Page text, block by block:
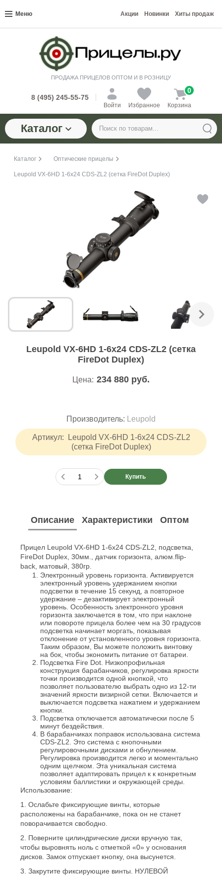
Меню Акции Новинки Хиты продаж
ПРОДАЖА ПРИЦЕЛОВ ОПТОМ И В РОЗНИЦУ
8 (495) 245-55-75
Войти Избранное Корзина
0
Каталог
Каталог Оптические прицелы
Leupold VX-6HD 1-6x24 CDS-ZL2 (сетка FireDot Duplex)
Leupold VX-6HD 1-6x24 CDS-ZL2 (сетка
FireDot Duplex)
Производитель: Leupold
Артикул:
Leupold VX-6HD 1-6x24 CDS-ZL2
(сетка FireDot Duplex)
Цена: 234 880 руб.
Купить
Описание Характеристики Оптом
Прицел Leupold VX-6HD 1-6x24 CDS-ZL2, подсветка,
FireDot Duplex, 30мм., датчик горизонта, алюм.flip-
back, матовый, 380гр.
Электронный уровень горизонта. Активируется
электронный уровень удержанием кнопки
подсветки в течение 15 секунд, а повторное
удержание – дезактивирует электронный
уровень. Особенность электронного уровня
горизонта заключается в том, что при наклоне
или повороте прицела более чем на 30 градусов
подсветка начинает моргать, показывая
отклонение от установленного уровня горизонта.
Таким образом, Вы можете положить винтовку
на бок, чтобы экономить питание от батареи.
Подсветка Fire Dot. Низкопрофильная
конструкция барабанчиков, регулировка яркости
точки производится одной кнопкой, что
позволяет пользователю выбрать одно из 12-ти
значений яркости визирной сетки. Включается и
выключается подсветка нажатием и удержанием
кнопки.
Подсветка отключается автоматически после 5
минут бездействия.
В барабанчиках поправок использована система
CDS-ZL2. Это система с кнопочными
регулировочными дисками и обнулением.
Регулировка производится легко и моментально
одним щелчком. Эта уникальная система
позволяет адаптировать прицел к к конкретным
условиям баллистики и окружающей среды.
Использование:
1. Ослабьте фиксирующие винты, которые
расположены на барабанчике, пока он не станет
поворачивается свободно.
2. Поверните цилиндрические диски вручную так,
чтобы выровнять ноль с отметкой «0» у основания
дисков. Замок отпускает кнопку, она высунется.
3. Закрутите фиксирующие винты. НУЛЕВОЙ